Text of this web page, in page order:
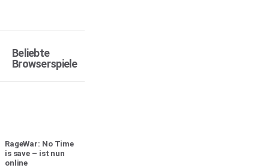
Beliebte
Browserspiele
RageWar: No Time
is save – ist nun
online